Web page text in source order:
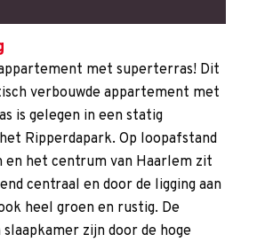
met superterras! Dit
verbouwde appartement met
is gelegen in een statig
Ripperdapark. Op loopafstand
en het centrum van Haarlem zit
centraal en door de ligging aan
heel groen en rustig. De
zijn door de hoge